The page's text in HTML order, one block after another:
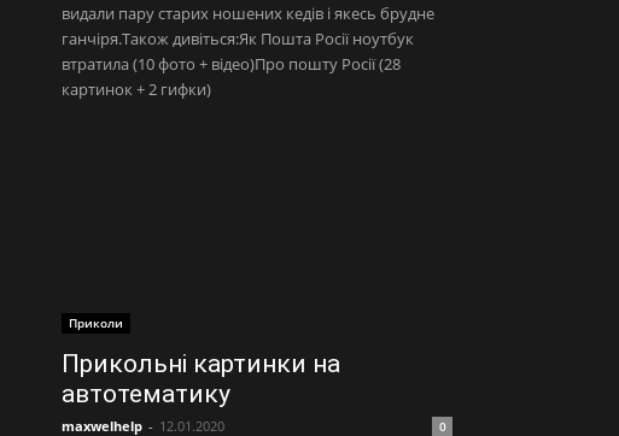
видали пару старих ношених кедів і якесь брудне
ганчіря.Також дивіться:Як Пошта Росії ноутбук
втратила (10 фото + відео)Про пошту Росії (28
картинок + 2 гифки)
Приколи
Прикольні картинки на
автотематику
maxwelhelp - 12.01.2020 0